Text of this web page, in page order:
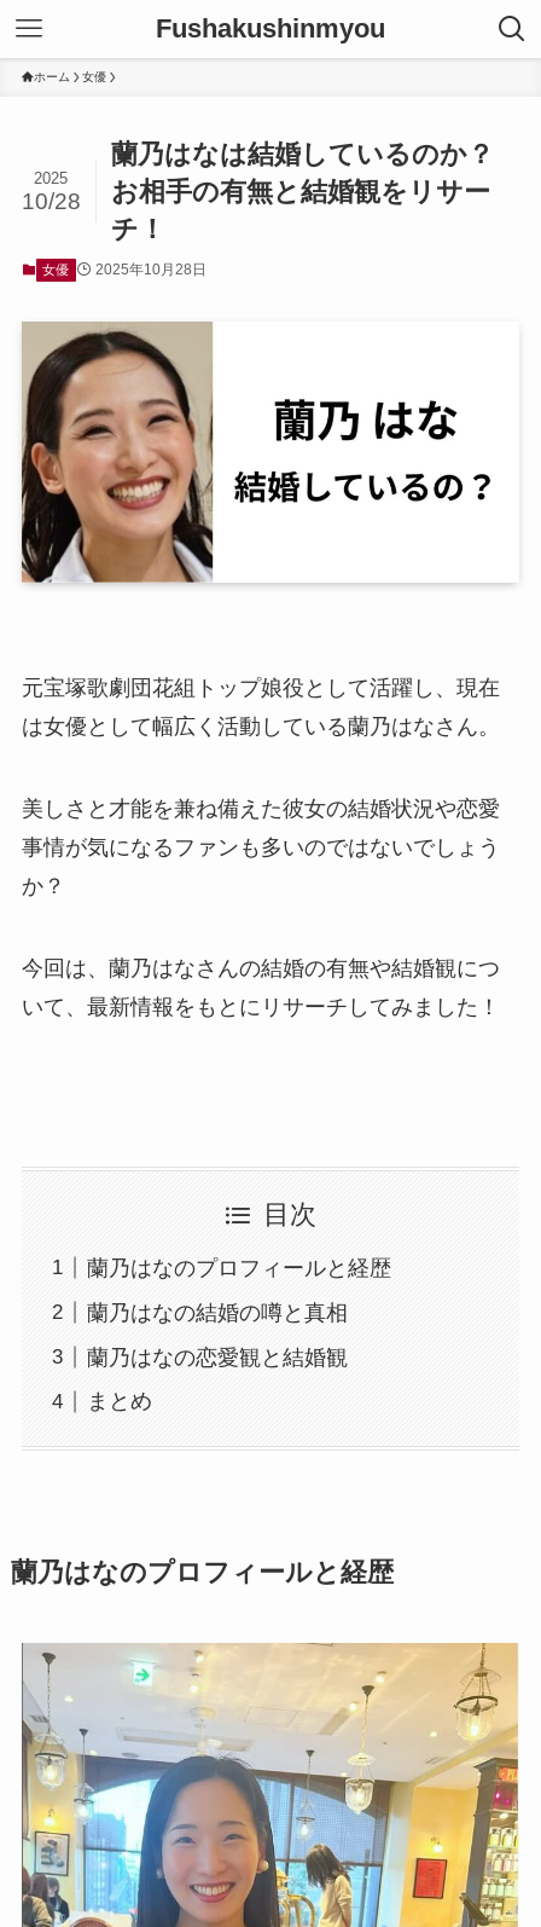
Fushakushinmyou
ホーム 女優
蘭乃はなは結婚しているのか？
お相手の有無と結婚観をリサー
チ！
2025
10/28
女優 2025年10月28日
元宝塚歌劇団花組トップ娘役として活躍し、現在
は女優として幅広く活動している蘭乃はなさん。
美しさと才能を兼ね備えた彼女の結婚状況や恋愛
事情が気になるファンも多いのではないでしょう
か？
今回は、蘭乃はなさんの結婚の有無や結婚観につ
いて、最新情報をもとにリサーチしてみました！
目次
蘭乃はなのプロフィールと経歴
蘭乃はなの結婚の噂と真相
蘭乃はなの恋愛観と結婚観
まとめ
蘭乃はなのプロフィールと経歴